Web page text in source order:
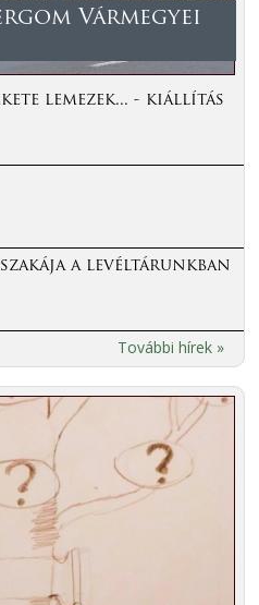
Vármegyei
lemezek... - kiállítás
a levéltárunkban
További hírek »